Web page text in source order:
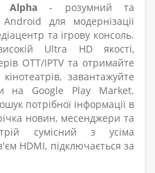
Alpha
- розумний та
для модернізації
та ігрову консоль.
Ultra HD якості,
OTT/IPTV та отримайте
завантажуйте
на Google Play Market.
потрібної інформації в
новин, месенджери та
сумісний з усіма
HDMI, підключається за